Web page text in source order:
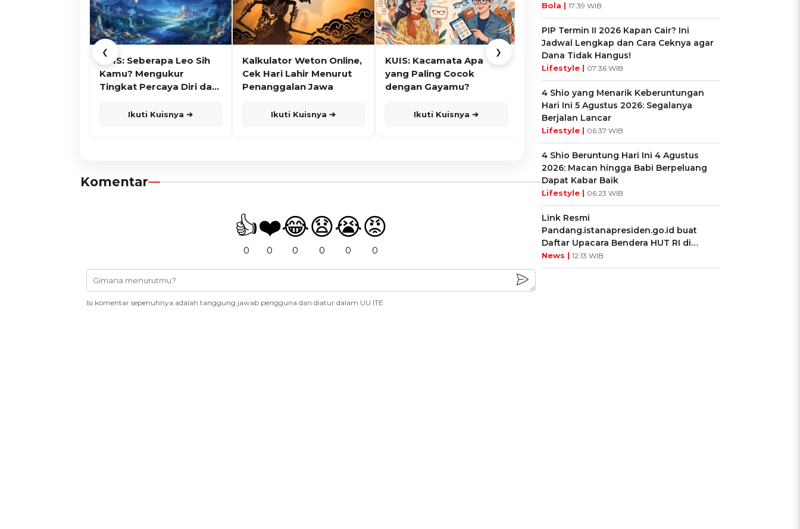
❮
KUIS: Seberapa Leo Sih
Kamu? Mengukur
Tingkat Percaya Diri dan
Ikuti Kuisnya ➔
Kalkulator Weton Online,
Cek Hari Lahir Menurut
Penanggalan Jawa
Ikuti Kuisnya ➔
KUIS: Kacamata Apa
yang Paling Cocok
dengan Gayamu?
Ikuti Kuisnya ➔
KUIS: Sepatu Mana yang
Cocok dengan
Kepribadianmu?
Ikuti Kuisnya ➔
❯
Komentar
👍
0
❤️
0
😂
0
😧
0
😭
0
😡
0
Isi komentar sepenuhnya adalah tanggung jawab pengguna dan diatur dalam UU ITE
Bola | 17:39 WIB
PIP Termin II 2026 Kapan Cair? Ini
Jadwal Lengkap dan Cara Ceknya agar
Dana Tidak Hangus!
Lifestyle | 07:36 WIB
4 Shio yang Menarik Keberuntungan
Hari Ini 5 Agustus 2026: Segalanya
Berjalan Lancar
Lifestyle | 06:37 WIB
4 Shio Beruntung Hari Ini 4 Agustus
2026: Macan hingga Babi Berpeluang
Dapat Kabar Baik
Lifestyle | 06:23 WIB
Link Resmi
Pandang.istanapresiden.go.id buat
Daftar Upacara Bendera HUT RI di
Istana Negara
News | 12:13 WIB